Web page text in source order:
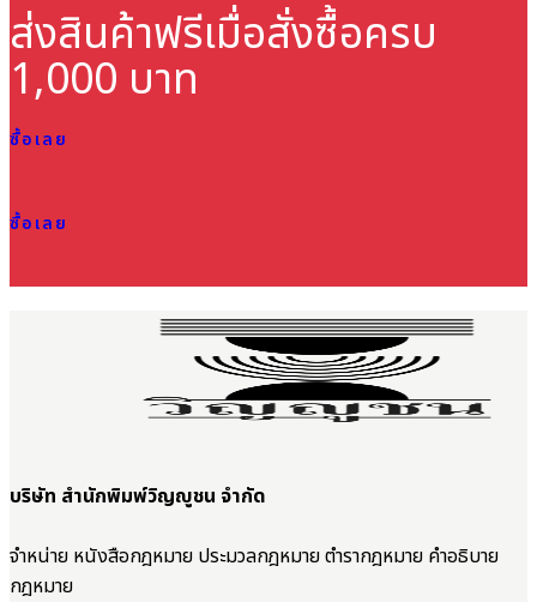
ส่งสินค้าฟรีเมื่อสั่งซื้อครบ
1,000 บาท
ซื้อเลย
ซื้อเลย
บริษัท สำนักพิมพ์วิญญูชน จำกัด
จำหน่าย หนังสือกฎหมาย ประมวลกฎหมาย ตำรากฎหมาย คำอธิบาย
กฎหมาย